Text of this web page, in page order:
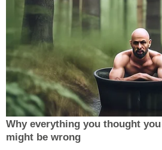
Why everything you thought
might be wrong